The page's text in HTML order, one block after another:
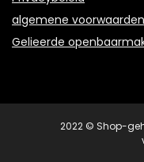
algemene voorwaarden
Gelieerde
2022 © Shop-